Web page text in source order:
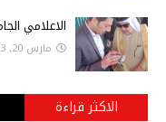
الاعلامي
مارس 20, 2023
الاكثر قراءة